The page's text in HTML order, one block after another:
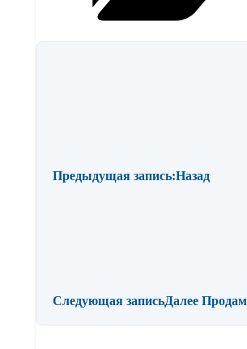
Предыдущая запись:Назад
Следующая записьДалее Продам